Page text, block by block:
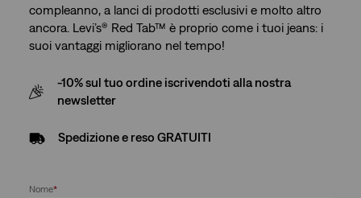
compleanno, a lanci di prodotti esclusivi e molto altro
ancora. Levi’s® Red Tab™ è proprio come i tuoi jeans: i
suoi vantaggi migliorano nel tempo!
-10% sul tuo ordine iscrivendoti alla nostra
newsletter
Spedizione e reso GRATUITI
Nome*